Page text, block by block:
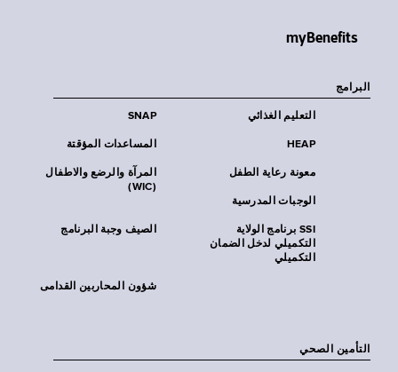
myBenefits
البرامج
SNAP التعليم الغذائي
المساعدات المؤقتة HEAP
المرآة والرضع والاطفال
(WIC)
معونة رعاية الطفل
الوجبات المدرسية
الصيف وجبة البرنامج
SSI برنامج الولاية
التكميلي لدخل الضمان
التكميلي
شؤون المحاربين القدامى
التأمين الصحي